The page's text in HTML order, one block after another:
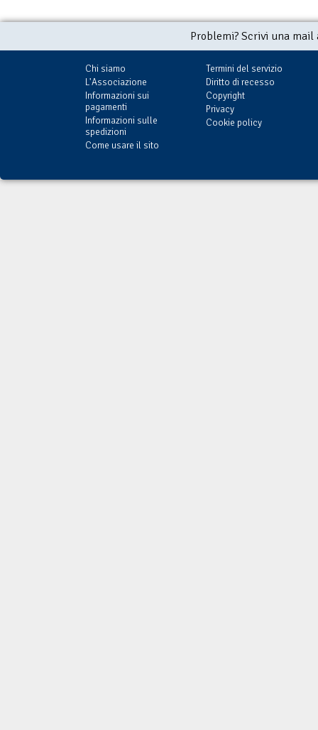
Problemi? Scrivi una
Chi siamo
L'Associazione
Informazioni sui
pagamenti
Informazioni sulle
spedizioni
Come usare il sito
Termini del servizio
Diritto di recesso
Copyright
Privacy
Cookie policy